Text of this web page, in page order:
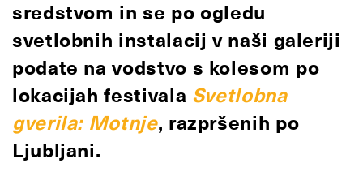
sredstvom in se po ogledu
svetlobnih instalacij v naši galeriji
podate na vodstvo s kolesom po
lokacijah festivala Svetlobna
gverila: Motnje, razpršenih po
Ljubljani.